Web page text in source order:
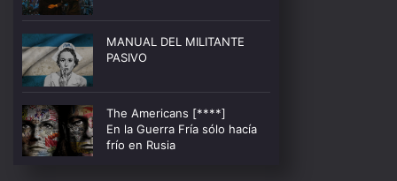
MANUAL DEL MILITANTE
PASIVO
The Americans [****]
En la Guerra Fría sólo hacía
frío en Rusia